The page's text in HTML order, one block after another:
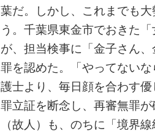
葉だ。しかし、これまでも
う。千葉県東金市でおきた
が、担当検事に「金子さん
罪を認めた。「やってない
護士より、毎日顔を合わす
罪立証を断念し、再審無罪
（故人）も、のちに「境界